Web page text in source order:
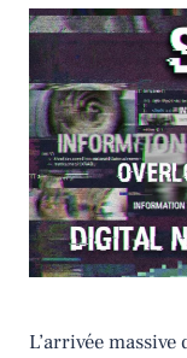
L’arrivée massive